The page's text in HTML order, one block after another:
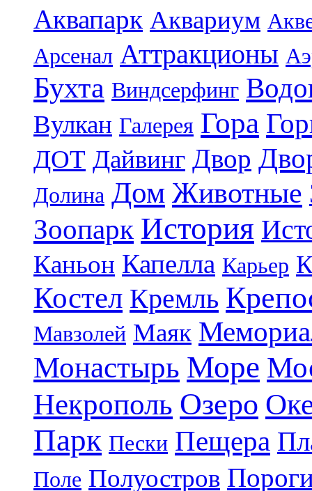
Аквапарк Аквариум
Арсенал Аттракционы
Бухта Виндсерфинг
Вулкан Галерея Гора
ДОТ Дайвинг Двор
Долина Дом Животные
Зоопарк История
Каньон Капелла Карьер
Костел Кремль
Мавзолей Маяк
Монастырь Море
Некрополь Озеро
Парк Пески Пещера
Поле Полуостров